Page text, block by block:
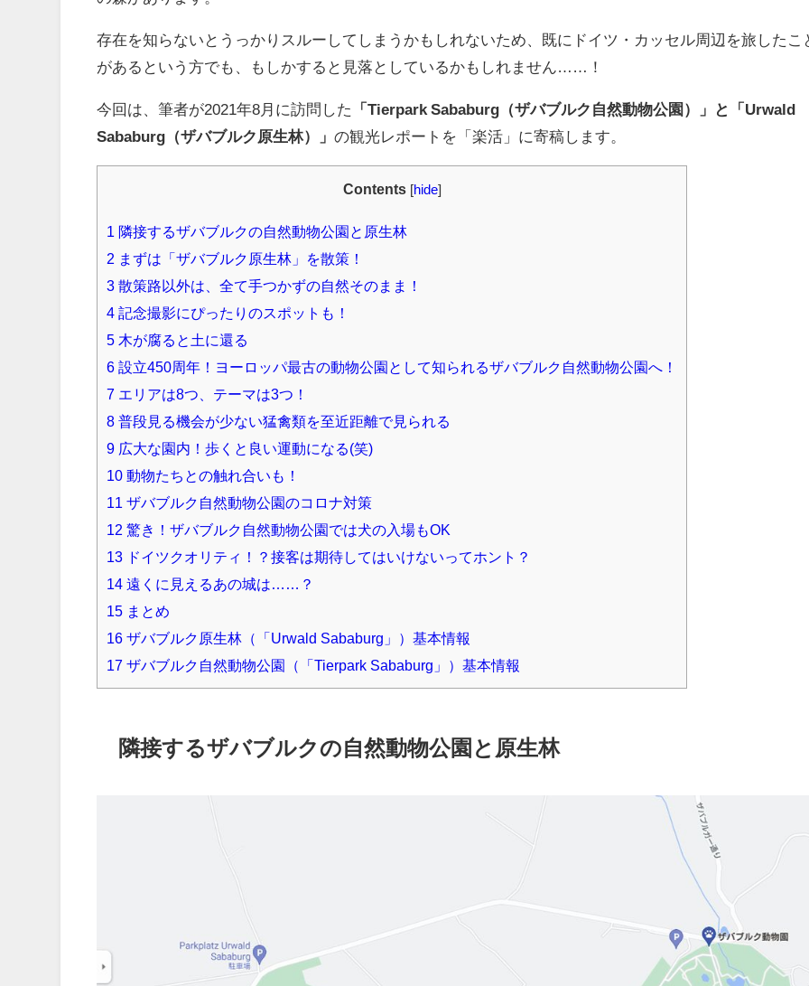
存在を知らないとうっかりスルーしてしまうかもしれないため、既にドイツ・カッセル周辺を旅したこ
があるという方でも、もしかすると見落としているかもしれません……！
今回は、筆者が2021年8月に訪問した
「Tierpark Sababurg（ザバブルク自然動物公園）」と「Urwald
Sababurg（ザバブルク原生林）」の観光レポートを「楽活」に寄稿します。
Contents hide]
1 隣接するザバブルクの自然動物公園と原生林
2 まずは「ザバブルク原生林」を散策！
3 散策路以外は、全て手つかずの自然そのまま！
4 記念撮影にぴったりのスポットも！
5 木が腐ると土に還る
6 設立450周年！ヨーロッパ最古の動物公園として知られるザバブルク自然動物公園へ！
7 エリアは8つ、テーマは3つ！
8 普段見る機会が少ない猛禽類を至近距離で見られる
9 広大な園内！歩くと良い運動になる(笑)
10 動物たちとの触れ合いも！
11 ザバブルク自然動物公園のコロナ対策
12 驚き！ザバブルク自然動物公園では犬の入場もOK
13 ドイツクオリティ！？接客は期待してはいけないってホント？
14 遠くに見えるあの城は……？
15 まとめ
16 ザバブルク原生林（「Urwald Sababurg」）基本情報
17 ザバブルク自然動物公園（「Tierpark Sababurg」）基本情報
隣接するザバブルクの自然動物公園と原生林